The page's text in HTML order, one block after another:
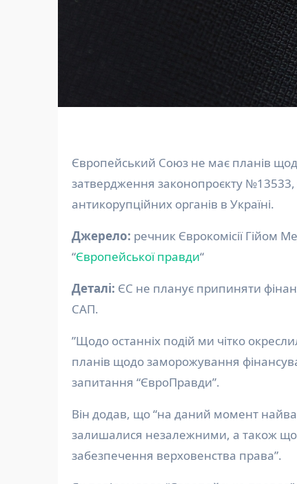
Європейський Союз не має планів щодо заморожування фінансування для України після
затвердження законопроєкту
антикорупційних органів в Україні.
Джерело: речник Єврокомісії Гійом
“Європейської правди“
Деталі: ЄС не планує припиняти
САП.
​​”Щодо останніх подій ми чітко
планів щодо заморожування
запитання “ЄвроПравди”.
Він додав, що “на даний момент
залишалися незалежними, а також
забезпечення верховенства права”.